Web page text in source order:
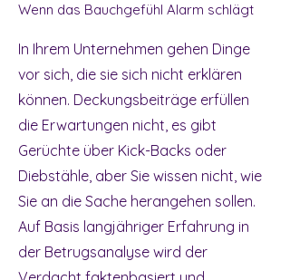
Wenn das Bauchgefühl Alarm schlägt
In Ihrem Unternehmen gehen Dinge
vor sich, die sie sich nicht erklären
können. Deckungsbeiträge erfüllen
die Erwartungen nicht, es gibt
Gerüchte über Kick-Backs oder
Diebstähle, aber Sie wissen nicht, wie
Sie an die Sache herangehen sollen.
Auf Basis langjähriger Erfahrung in
der Betrugsanalyse wird der